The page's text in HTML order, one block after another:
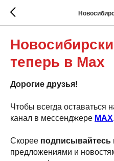
теперь в Max
Дорогие друзья!
Чтобы всегда оставаться
канал в мессенджере MAX.
Скорее подписывайтесь
предложениями и